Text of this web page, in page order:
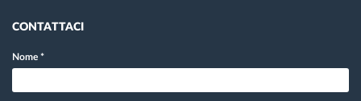
CONTATTACI
Nome *